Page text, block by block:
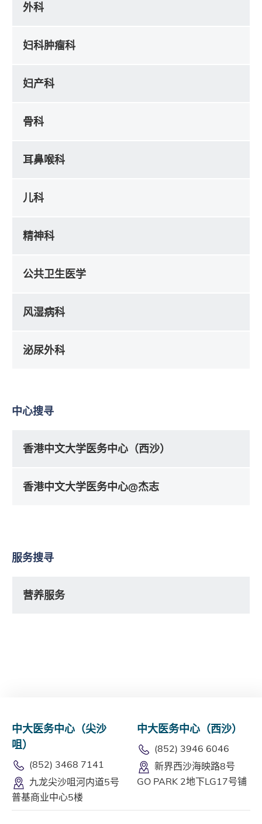
外科
妇科肿瘤科
妇产科
骨科
耳鼻喉科
儿科
精神科
公共卫生医学
风湿病科
泌尿外科
中心搜寻
香港中文大学医务中心（西沙）
香港中文大学医务中心@杰志
服务搜寻
营养服务
中大医务中心（尖沙
咀）
(852) 3468 7141
九龙尖沙咀河内道5号
普基商业中心5楼
中大医务中心（西沙）
(852) 3946 6046
新界西沙海映路8号
GO PARK 2地下LG17号铺